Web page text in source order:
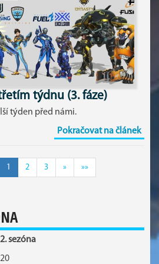
týdnu (3. fáze)
týden před námi.
Pokračovat na článek
1 2 3 » »»
sezóna